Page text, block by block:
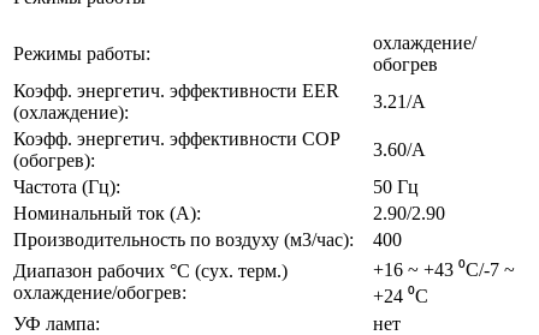
Режимы работы:
охлаждение/
обогрев
Коэфф. энергетич. эффективности EER
(охлаждение):
3.21/A
Коэфф. энергетич. эффективности COP
(обогрев):
3.60/A
Частота (Гц):
50 Гц
Номинальный ток (А):
2.90/2.90
Производительность по воздуху (м3/час):
400
Диапазон рабочих °C (сух. терм.)
охлаждение/обогрев:
+16 ~ +43 ⁰С/-7 ~
+24 ⁰С
УФ лампа:
нет